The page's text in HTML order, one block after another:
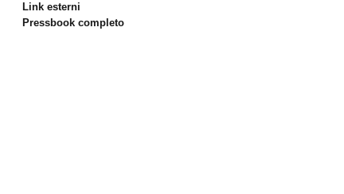
Link esterni
Pressbook completo